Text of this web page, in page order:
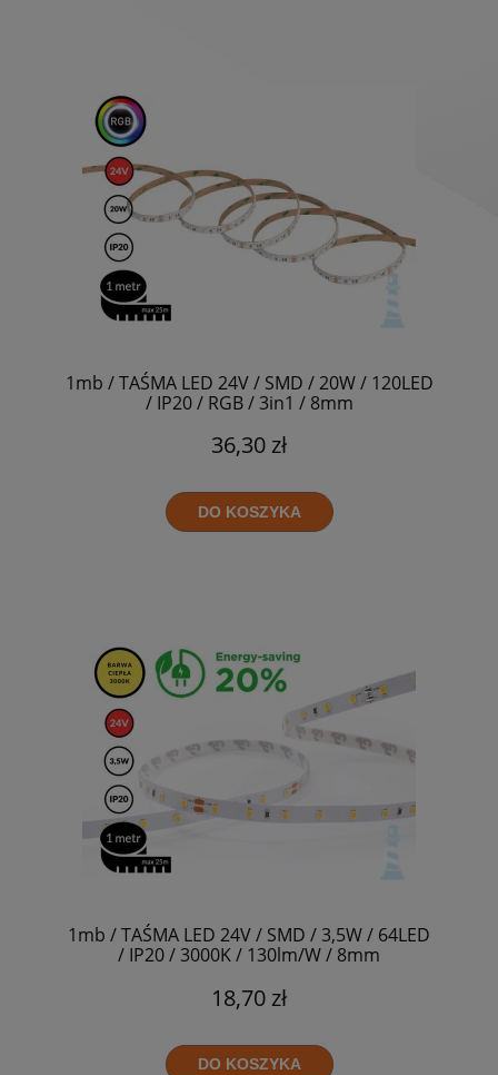
1mb / TAŚMA LED 24V / SMD / 20W / 120LED
/ IP20 / RGB / 3in1 / 8mm
36,30 zł
DO KOSZYKA
1mb / TAŚMA LED 24V / SMD / 3,5W / 64LED
/ IP20 / 3000K / 130lm/W / 8mm
18,70 zł
DO KOSZYKA